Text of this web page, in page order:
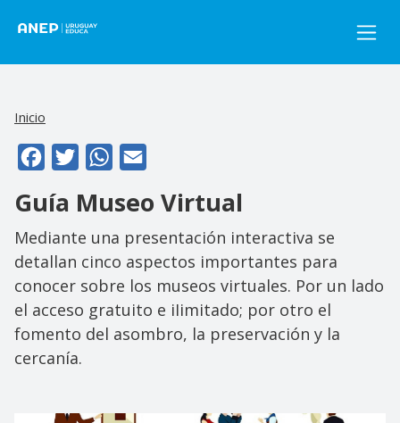
Inicio
FacebookTwitterWhatsApp
Guía Museo Virtual
Mediante una presentación interactiva se
detallan cinco aspectos importantes para
conocer sobre los museos virtuales. Por un lado
el acceso gratuito e iIimitado; por otro el
fomento del asombro, la preservación y la
cercanía.